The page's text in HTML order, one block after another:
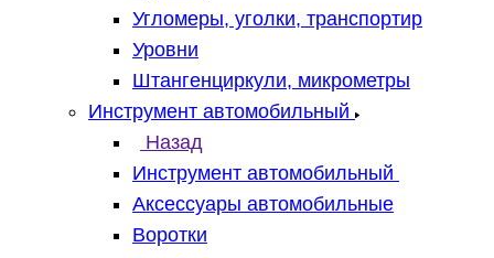
Угломеры, уголки, транспортир
Уровни
Штангенциркули, микрометры
Инструмент автомобильный
Назад
Инструмент автомобильный
Аксессуары автомобильные
Воротки